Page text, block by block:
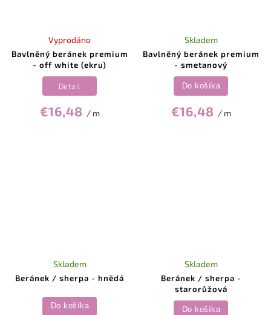
Bavlněný beránek premium
- off white (ekru)
Vyprodáno
€16,48 / m
Detail
Bavlněný beránek premium
- smetanový
Skladem
€16,48 / m
Do košíka
Beránek / sherpa - hnědá
Skladem
Do košíka
Beránek / sherpa -
starorůžová
Skladem
Do košíka